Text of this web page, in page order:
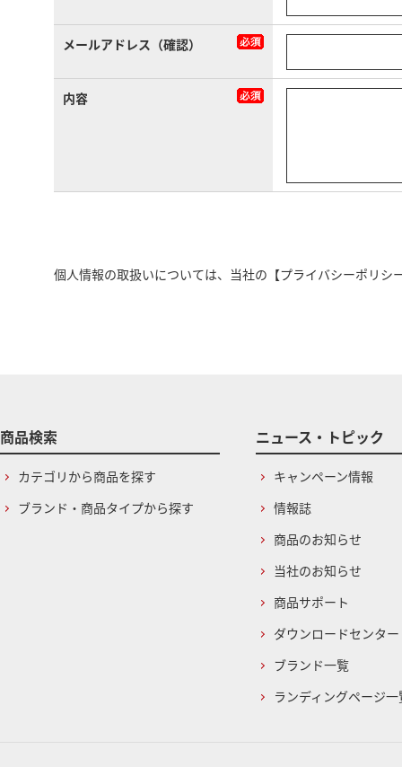
メールアドレス（確認）
内容
個人情報の取扱いについては、当社の 【プライバシーポリシ
商品検索
カテゴリから商品を探す
ブランド・商品タイプから探す
ニュース・トピック
キャンペーン情報
情報誌
商品のお知らせ
当社のお知らせ
商品サポート
ダウンロードセンター
ブランド一覧
ランディングページ一